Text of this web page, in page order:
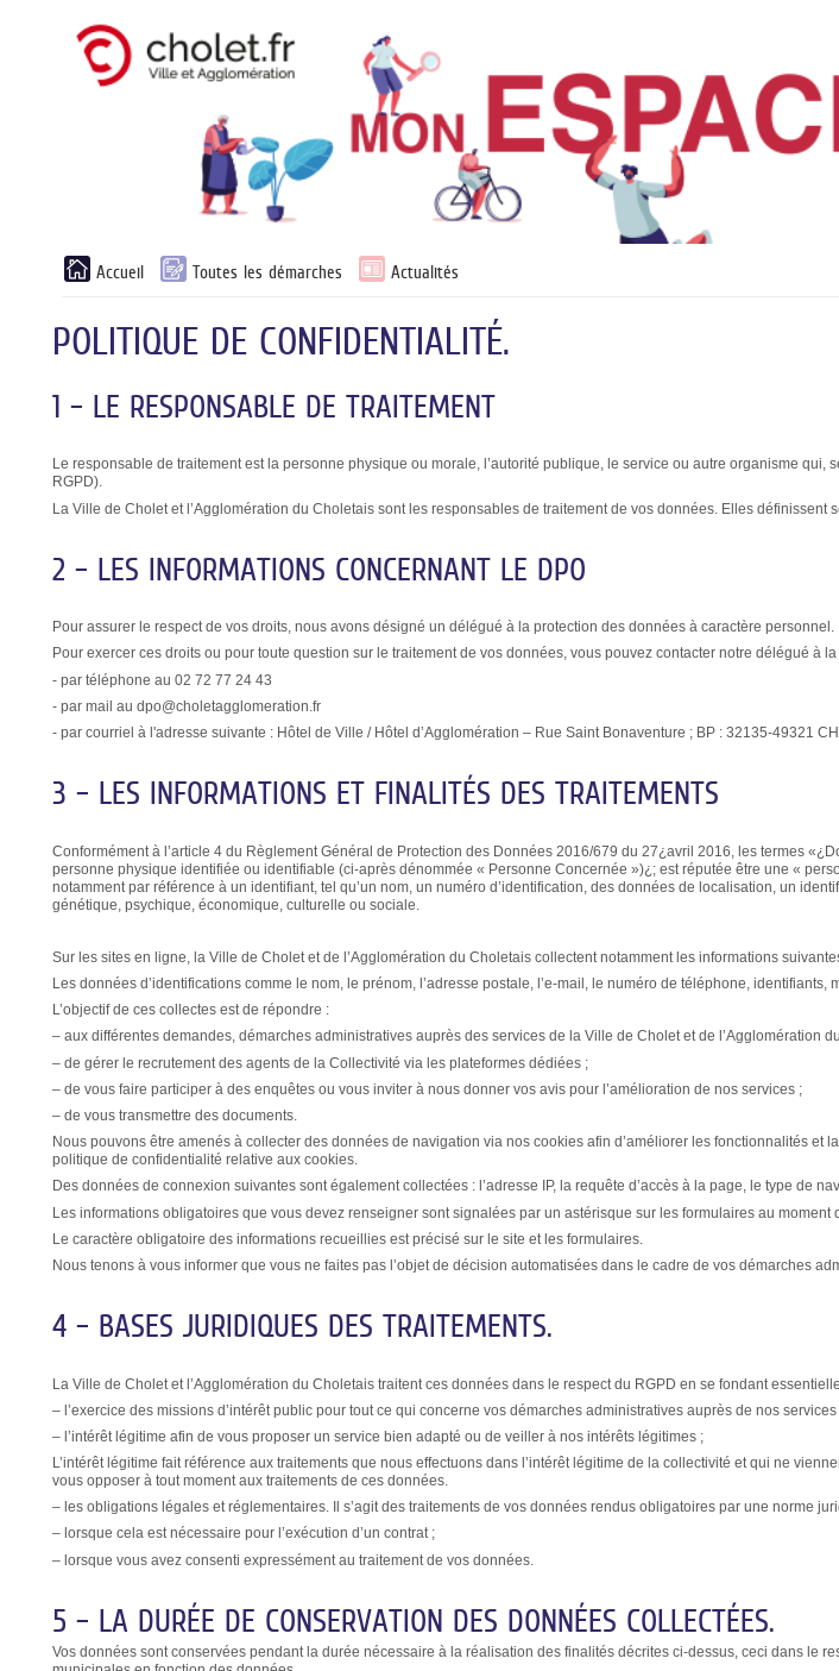
Liste
des
Accueil Toutes les démarches Actualités
POLITIQUE DE CONFIDENTIALITÉ.
1 – LE RESPONSABLE DE TRAITEMENT
Le responsable de traitement est la personne physique ou morale, l’autorité publique, le service ou autre organisme
RGPD).
La Ville de Cholet et l’Agglomération du Choletais sont les responsables de traitement de vos données. Elles
2 – LES INFORMATIONS CONCERNANT LE DPO
Pour assurer le respect de vos droits, nous avons désigné un délégué à la protection des données à caractère personnel.
Pour exercer ces droits ou pour toute question sur le traitement de vos données, vous pouvez contacter notre délégué à
- par téléphone au 02 72 77 24 43
- par mail au dpo@choletagglomeration.fr
- par courriel à l'adresse suivante : Hôtel de Ville / Hôtel d’Agglomération – Rue Saint Bonaventure ; BP : 32135-49321
3 – LES INFORMATIONS ET FINALITÉS DES TRAITEMENTS
Conformément à l’article 4 du Règlement Général de Protection des Données 2016/679 du 27¿avril 2016, les termes
personne physique identifiée ou identifiable (ci-après dénommée « Personne Concernée »)¿; est réputée être une «
notamment par référence à un identifiant, tel qu’un nom, un numéro d’identification, des données de localisation, un
génétique, psychique, économique, culturelle ou sociale.
Sur les sites en ligne, la Ville de Cholet et de l’Agglomération du Choletais collectent notamment les informations
Les données d’identifications comme le nom, le prénom, l’adresse postale, l’e-mail, le numéro de téléphone, identifiants,
L’objectif de ces collectes est de répondre :
– aux différentes demandes, démarches administratives auprès des services de la Ville de Cholet et de l’Agglomération
– de gérer le recrutement des agents de la Collectivité via les plateformes dédiées ;
– de vous faire participer à des enquêtes ou vous inviter à nous donner vos avis pour l’amélioration de nos services ;
– de vous transmettre des documents.
Nous pouvons être amenés à collecter des données de navigation via nos cookies afin d’améliorer les fonctionnalités
politique de confidentialité relative aux cookies.
Des données de connexion suivantes sont également collectées : l’adresse IP, la requête d’accès à la page, le type de
Les informations obligatoires que vous devez renseigner sont signalées par un astérisque sur les formulaires au moment
Le caractère obligatoire des informations recueillies est précisé sur le site et les formulaires.
Nous tenons à vous informer que vous ne faites pas l’objet de décision automatisées dans le cadre de vos démarches
4 – BASES JURIDIQUES DES TRAITEMENTS.
La Ville de Cholet et l’Agglomération du Choletais traitent ces données dans le respect du RGPD en se fondant
– l’exercice des missions d’intérêt public pour tout ce qui concerne vos démarches administratives auprès de nos services
– l’intérêt légitime afin de vous proposer un service bien adapté ou de veiller à nos intérêts légitimes ;
L’intérêt légitime fait référence aux traitements que nous effectuons dans l’intérêt légitime de la collectivité et qui ne
vous opposer à tout moment aux traitements de ces données.
– les obligations légales et réglementaires. Il s’agit des traitements de vos données rendus obligatoires par une norme
– lorsque cela est nécessaire pour l’exécution d’un contrat ;
– lorsque vous avez consenti expressément au traitement de vos données.
5 – LA DURÉE DE CONSERVATION DES DONNÉES COLLECTÉES.
Vos données sont conservées pendant la durée nécessaire à la réalisation des finalités décrites ci-dessus, ceci dans le